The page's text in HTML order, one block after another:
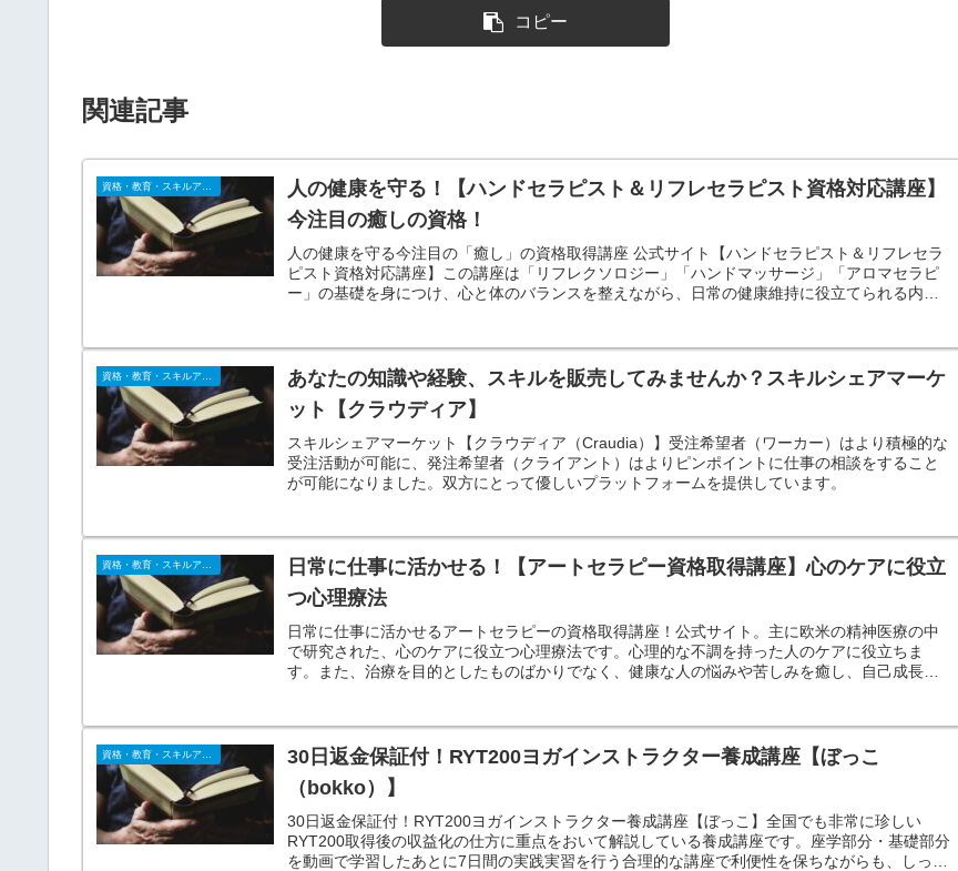
コピー
関連記事
資格・教育・スキルアップ
人の健康を守る！【ハンドセラピスト＆リフレセラピスト資格対応講座】
今注目の癒しの資格！
人の健康を守る今注目の「癒し」の資格取得講座 公式サイト【ハンドセラピスト＆リフレセラ
ピスト資格対応講座】この講座は「リフレクソロジー」「ハンドマッサージ」「アロマセラピ
ー」の基礎を身につけ、心と体のバランスを整えながら、日常の健康維持に役立てられる内容
あなたの知識や経験、スキルを販売してみませんか？スキルシェアマーケ
ット【クラウディア】
スキルシェアマーケット【クラウディア（Craudia）】受注希望者（ワーカー）はより積極的な
受注活動が可能に、発注希望者（クライアント）はよりピンポイントに仕事の相談をすること
が可能になりました。双方にとって優しいプラットフォームを提供しています。
資格・教育・スキルアップ
日常に仕事に活かせる！【アートセラピー資格取得講座】心のケアに役立
つ心理療法
日常に仕事に活かせるアートセラピーの資格取得講座！公式サイト。主に欧米の精神医療の中
で研究された、心のケアに役立つ心理療法です。心理的な不調を持った人のケアに役立ちま
す。また、治療を目的としたものばかりでなく、健康な人の悩みや苦しみを癒し、自己成長や
30日返金保証付！RYT200ヨガインストラクター養成講座【ぼっこ
（bokko）】
30日返金保証付！RYT200ヨガインストラクター養成講座【ぼっこ】全国でも非常に珍しい
RYT200取得後の収益化の仕方に重点をおいて解説している養成講座です。座学部分・基礎部分
を動画で学習したあとに7日間の実践実習を行う合理的な講座で利便性を保ちながらも、しっか